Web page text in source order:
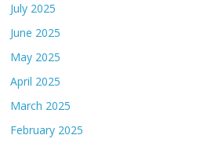
July 2025
June 2025
May 2025
April 2025
March 2025
February 2025